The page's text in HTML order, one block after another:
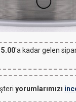
'a kadar gelen
yorumlarımızı